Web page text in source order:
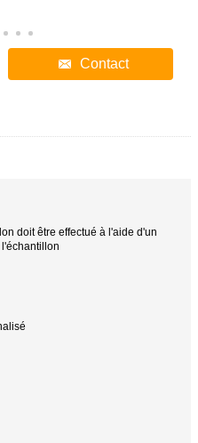
Contact
doit être effectué à l'aide d'un